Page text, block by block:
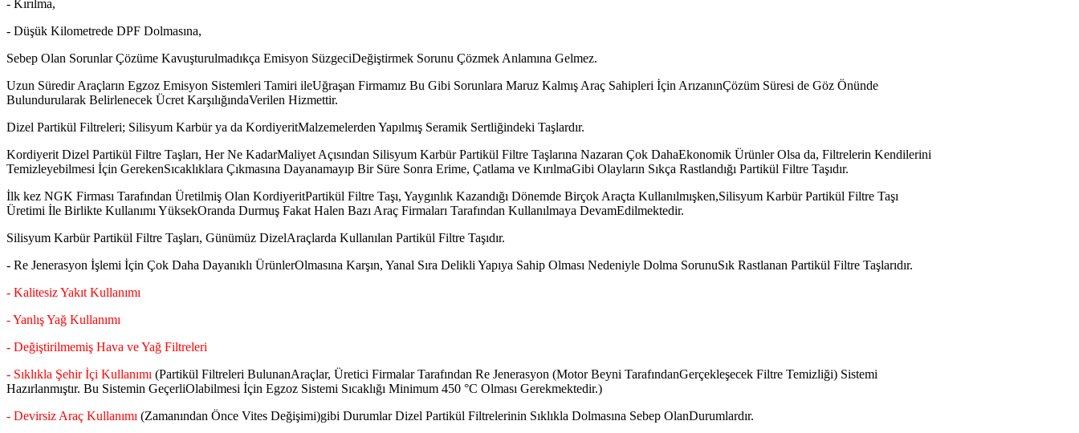
- Kırılma,
- Düşük Kilometrede DPF Dolmasına,
Sebep Olan Sorunlar Çözüme Kavuşturulmadıkça Emisyon SüzgeciDeğiştirmek Sorunu Çözmek Anlamına Gelmez.
Uzun Süredir Araçların Egzoz Emisyon Sistemleri Tamiri ileUğraşan Firmamız Bu Gibi Sorunlara Maruz Kalmış Araç Sahipleri İçin ArızanınÇözüm Süresi de Göz Önünde
Bulundurularak Belirlenecek Ücret KarşılığındaVerilen Hizmettir.
Dizel Partikül Filtreleri; Silisyum Karbür ya da KordiyeritMalzemelerden Yapılmış Seramik Sertliğindeki Taşlardır.
Kordiyerit Dizel Partikül Filtre Taşları, Her Ne KadarMaliyet Açısından Silisyum Karbür Partikül Filtre Taşlarına Nazaran Çok DahaEkonomik Ürünler Olsa da, Filtrelerin Kendilerini
Temizleyebilmesi İçin GerekenSıcaklıklara Çıkmasına Dayanamayıp Bir Süre Sonra Erime, Çatlama ve KırılmaGibi Olayların Sıkça Rastlandığı Partikül Filtre Taşıdır.
İlk kez NGK Firması Tarafından Üretilmiş Olan KordiyeritPartikül Filtre Taşı, Yaygınlık Kazandığı Dönemde Birçok Araçta Kullanılmışken,Silisyum Karbür Partikül Filtre Taşı
Üretimi İle Birlikte Kullanımı YüksekOranda Durmuş Fakat Halen Bazı Araç Firmaları Tarafından Kullanılmaya DevamEdilmektedir.
Silisyum Karbür Partikül Filtre Taşları, Günümüz DizelAraçlarda Kullanılan Partikül Filtre Taşıdır.
- Re Jenerasyon İşlemi İçin Çok Daha Dayanıklı ÜrünlerOlmasına Karşın, Yanal Sıra Delikli Yapıya Sahip Olması Nedeniyle Dolma SorunuSık Rastlanan Partikül Filtre Taşlarıdır.
- Kalitesiz Yakıt Kullanımı
- Yanlış Yağ Kullanımı
- Değiştirilmemiş Hava ve Yağ Filtreleri
- Sıklıkla Şehir İçi Kullanımı (Partikül Filtreleri BulunanAraçlar, Üretici Firmalar Tarafından Re Jenerasyon (Motor Beyni TarafındanGerçekleşecek Filtre Temizliği) Sistemi
Hazırlanmıştır. Bu Sistemin GeçerliOlabilmesi İçin Egzoz Sistemi Sıcaklığı Minimum 450 °C Olması Gerekmektedir.)
- Devirsiz Araç Kullanımı (Zamanından Önce Vites Değişimi)gibi Durumlar Dizel Partikül Filtrelerinin Sıklıkla Dolmasına Sebep OlanDurumlardır.